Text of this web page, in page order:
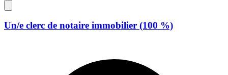
Un/e clerc de notaire immobilier (100 %)